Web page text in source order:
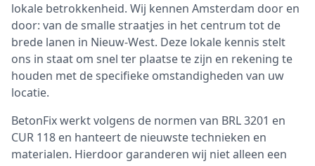
lokale betrokkenheid. Wij kennen Amsterdam door en
door: van de smalle straatjes in het centrum tot de
brede lanen in Nieuw-West. Deze lokale kennis stelt
ons in staat om snel ter plaatse te zijn en rekening te
houden met de specifieke omstandigheden van uw
locatie.
BetonFix werkt volgens de normen van BRL 3201 en
CUR 118 en hanteert de nieuwste technieken en
materialen. Hierdoor garanderen wij niet alleen een